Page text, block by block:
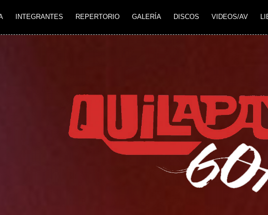
INTEGRANTES REPERTORIO GALERÍA DISCOS VIDEOS/AV